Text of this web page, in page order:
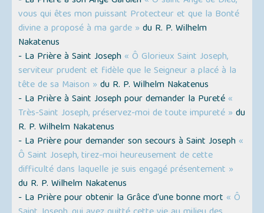
vous qui êtes mon puissant Protecteur et que la Bonté
divine a proposé à ma garde » du R. P. Wilhelm
Nakatenus
- La Prière à Saint Joseph « Ô Glorieux Saint Joseph,
serviteur prudent et fidèle que le Seigneur a placé à la
tête de sa Maison » du R. P. Wilhelm Nakatenus
- La Prière à Saint Joseph pour demander la Pureté «
Très-Saint Joseph, préservez-moi de toute impureté » du
R. P. Wilhelm Nakatenus
- La Prière pour demander son secours à Saint Joseph «
Ô Saint Joseph, tirez-moi heureusement de cette
difficulté dans laquelle je suis engagé présentement »
du R. P. Wilhelm Nakatenus
- La Prière pour obtenir la Grâce d'une bonne mort « Ô